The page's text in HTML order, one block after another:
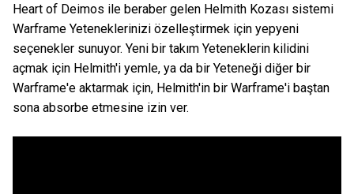
Heart of Deimos ile beraber gelen Helmith Kozası sistemi
Warframe Yeteneklerinizi özelleştirmek için yepyeni
seçenekler sunuyor. Yeni bir takım Yeteneklerin kilidini
açmak için Helmith'i yemle, ya da bir Yeteneği diğer bir
Warframe'e aktarmak için, Helmith'in bir Warframe'i baştan
sona absorbe etmesine izin ver.